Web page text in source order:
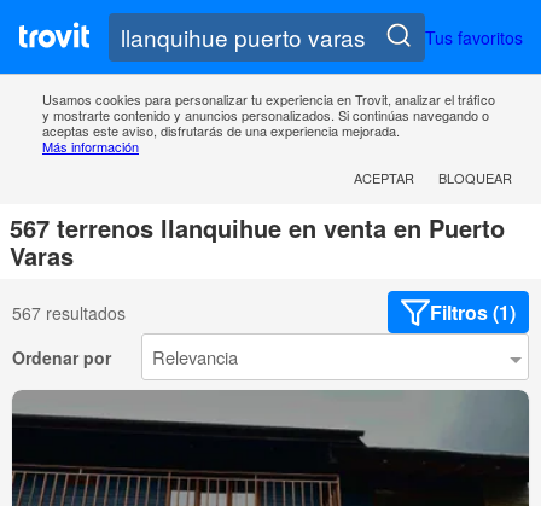
Tus favoritos
Usamos cookies para personalizar tu experiencia en Trovit, analizar el tráfico
y mostrarte contenido y anuncios personalizados. Si continúas navegando o
aceptas este aviso, disfrutarás de una experiencia mejorada.
Más información
ACEPTAR
BLOQUEAR
567 terrenos llanquihue en venta en Puerto
Varas
567 resultados Filtros (1)
Ordenar por